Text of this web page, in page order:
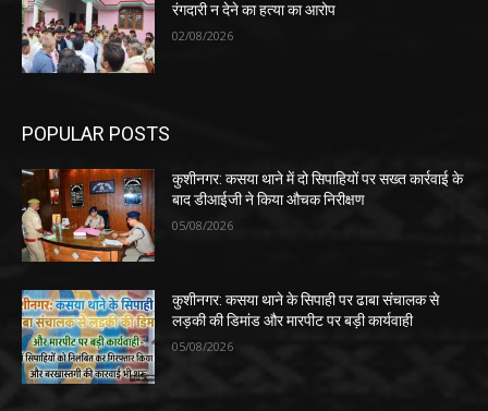
रंगदारी न देने का हत्या का आरोप
02/08/2026
POPULAR POSTS
कुशीनगर: कसया थाने में दो सिपाहियों पर सख्त कार्रवाई के
बाद डीआईजी ने किया औचक निरीक्षण
05/08/2026
कुशीनगर: कसया थाने के सिपाही पर ढाबा संचालक से
लड़की की डिमांड और मारपीट पर बड़ी कार्यवाही
05/08/2026